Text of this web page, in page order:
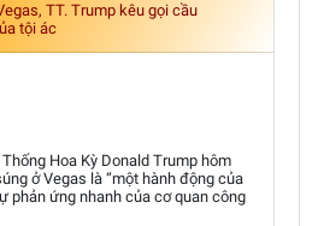
TT. Trump kêu gọi cầu
tội ác
Hoa Kỳ Donald Trump hôm
ở Vegas là “một hành động của
phản ứng nhanh của cơ quan công